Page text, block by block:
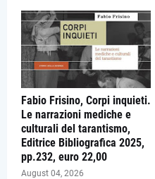
Fabio Frisino, Corpi inquieti.
Le narrazioni mediche e
culturali del tarantismo,
Editrice Bibliografica 2025,
pp.232, euro 22,00
August 04, 2026